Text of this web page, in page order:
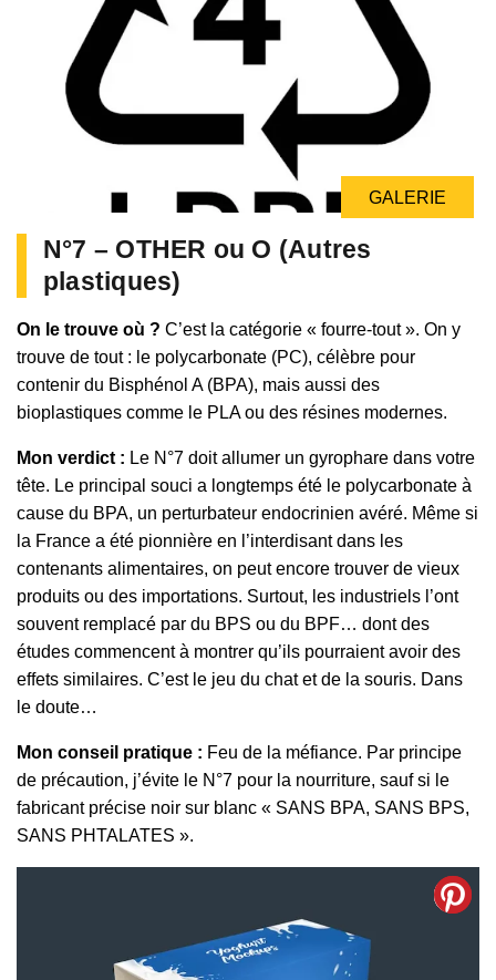
GALERIE
N°7 – OTHER ou O (Autres
plastiques)
On le trouve où ? C’est la catégorie « fourre-tout ». On y
trouve de tout : le polycarbonate (PC), célèbre pour
contenir du Bisphénol A (BPA), mais aussi des
bioplastiques comme le PLA ou des résines modernes.
Mon verdict : Le N°7 doit allumer un gyrophare dans votre
tête. Le principal souci a longtemps été le polycarbonate à
cause du BPA, un perturbateur endocrinien avéré. Même si
la France a été pionnière en l’interdisant dans les
contenants alimentaires, on peut encore trouver de vieux
produits ou des importations. Surtout, les industriels l’ont
souvent remplacé par du BPS ou du BPF… dont des
études commencent à montrer qu’ils pourraient avoir des
effets similaires. C’est le jeu du chat et de la souris. Dans
le doute…
Mon conseil pratique : Feu de la méfiance. Par principe
de précaution, j’évite le N°7 pour la nourriture, sauf si le
fabricant précise noir sur blanc « SANS BPA, SANS BPS,
SANS PHTALATES ».